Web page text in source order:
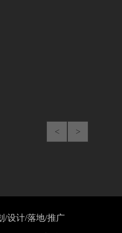
< >
/设计/落地/推广